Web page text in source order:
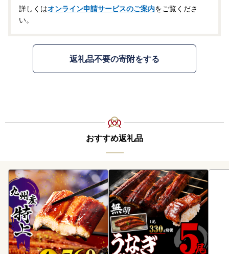
詳しくはオンライン申請サービスのご案内をご覧くださ
い。
返礼品不要の寄附をする
おすすめ返礼品